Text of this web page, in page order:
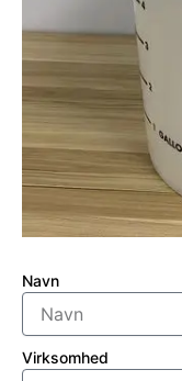
Navn
Virksomhed